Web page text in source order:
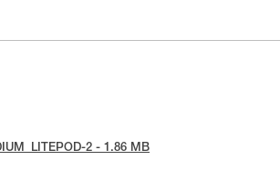
2 - 1.86 MB